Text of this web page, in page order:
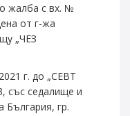
жалба с вх. №
от г-жа
„ЧЕЗ
г. до „СЕВТ
със седалище и
България, гр.